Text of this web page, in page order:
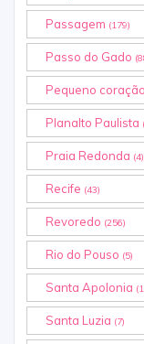
Passagem (179)
Passo do Gado
Pequeno coração
Planalto Paulista
Praia Redonda (4)
Recife (43)
Revoredo (256)
Rio do Pouso (5)
Santa Apolonia
Santa Luzia (7)